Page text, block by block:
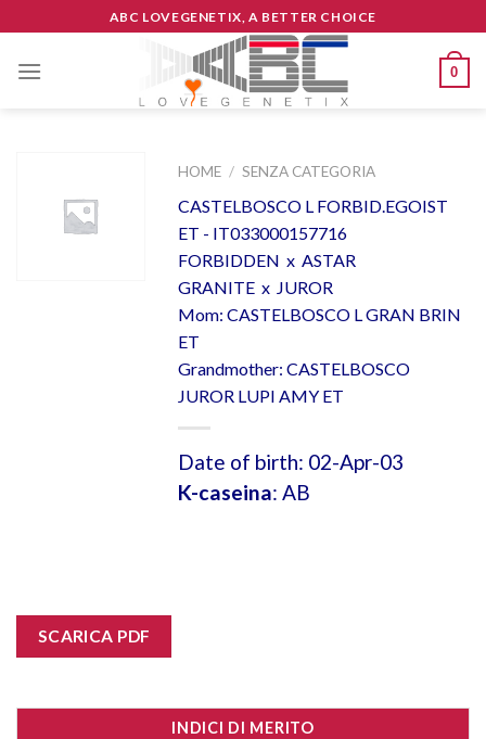
to
content
ABC LOVEGENETIX, A BETTER CHOICE
0
HOME / SENZA CATEGORIA
CASTELBOSCO L FORBID.EGOIST
ET - IT033000157716
FORBIDDEN x ASTAR
GRANITE x JUROR
Mom: CASTELBOSCO L GRAN BRIN
ET
Grandmother: CASTELBOSCO
JUROR LUPI AMY ET
Date of birth: 02-Apr-03
K-caseina: AB
SCARICA PDF
INDICI DI MERITO